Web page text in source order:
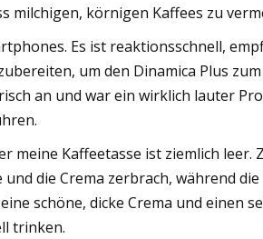
milchigen, körnigen Kaffees zu
Es ist reaktionsschnell,
um den Dinamica Plus
an und war ein wirklich lauter
meine Kaffeetasse ist ziemlich leer.
die Crema zerbrach, während
schöne, dicke Crema und einen
trinken.